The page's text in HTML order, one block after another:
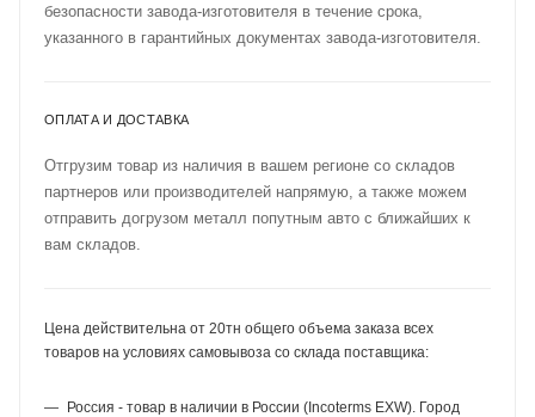
безопасности завода-изготовителя в течение срока,
указанного в гарантийных документах завода-изготовителя.
ОПЛАТА И ДОСТАВКА
Отгрузим товар из наличия в вашем регионе со складов
партнеров или производителей напрямую, а также можем
отправить догрузом металл попутным авто с ближайших к
вам складов.
Цена действительна от 20тн общего объема заказа всех
товаров на условиях самовывоза со склада поставщика:
Россия - товар в наличии в России (Incoterms EXW). Город